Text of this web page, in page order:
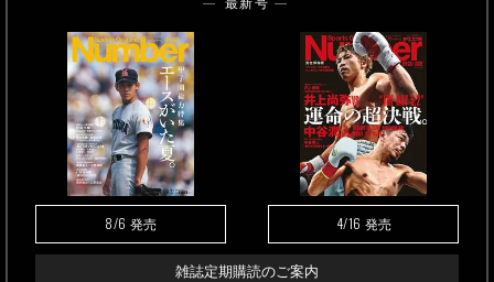
最新号
8/6 発売 4/16 発売
雑誌定期購読のご案内